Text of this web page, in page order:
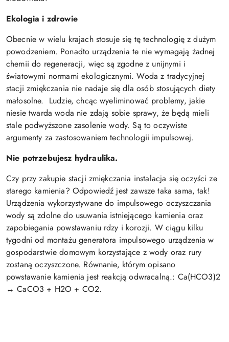
Ekologia i zdrowie
Obecnie w wielu krajach stosuje się tę technologię z dużym
powodzeniem. Ponadto urządzenia te nie wymagają żadnej
chemii do regeneracji, więc są zgodne z unijnymi i
światowymi normami ekologicznymi. Woda z tradycyjnej
stacji zmiękczania nie nadaje się dla osób stosujących diety
małosolne. Ludzie, chcąc wyeliminować problemy, jakie
niesie twarda woda nie zdają sobie sprawy, że będą mieli
stale podwyższone zasolenie wody. Są to oczywiste
argumenty za zastosowaniem technologii impulsowej.
Nie potrzebujesz hydraulika.
Czy przy zakupie stacji zmiękczania instalacja się oczyści ze
starego kamienia? Odpowiedź jest zawsze taka sama, tak!
Urządzenia wykorzystywane do impulsowego oczyszczania
wody są zdolne do usuwania istniejącego kamienia oraz
zapobiegania powstawaniu rdzy i korozji. W ciągu kilku
tygodni od montażu generatora impulsowego urządzenia w
gospodarstwie domowym korzystające z wody oraz rury
zostaną oczyszczone. Równanie, którym opisano
powstawanie kamienia jest reakcją odwracalną.: Ca(HCO3)2
↔ CaCO3 + H2O + CO2.